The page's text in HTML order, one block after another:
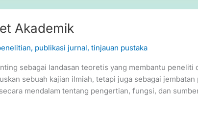
Akademik
, publikasi jurnal, tinjauan pustaka
sebagai landasan teoretis yang membantu peneliti
sebuah kajian ilmiah, tetapi juga sebagai
mendalam tentang pengertian, fungsi, dan